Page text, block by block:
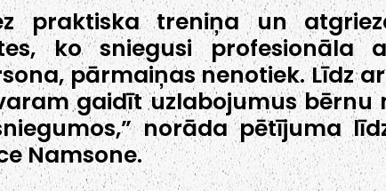
praktiska treniņa un
ko sniegusi profesionāla
pārmaiņas nenotiek. Līdz
gaidīt uzlabojumus bērnu
norāda pētījuma
Namsone.